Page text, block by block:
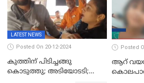
LATEST NEWS
Posted On 20-12-2024
കുത്തിന് പിടിച്ചങ്ങു
കൊടുത്തു; അടിയോടടി;
Posted
ആറ്